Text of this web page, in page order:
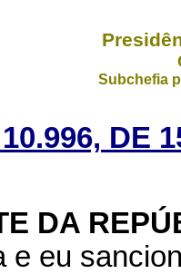
Subchefia
DE
DA
e eu